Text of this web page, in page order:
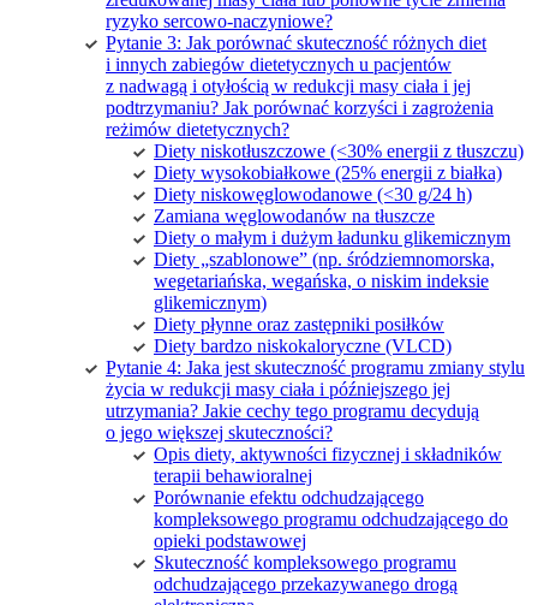
ryzyko sercowo-naczyniowe?
Pytanie 3: Jak porównać skuteczność różnych diet
i innych zabiegów dietetycznych u pacjentów
z nadwagą i otyłością w redukcji masy ciała i jej
podtrzymaniu? Jak porównać korzyści i zagrożenia
reżimów dietetycznych?
Diety niskotłuszczowe (<30% energii z tłuszczu)
Diety wysokobiałkowe (25% energii z białka)
Diety niskowęglowodanowe (<30 g/24 h)
Zamiana węglowodanów na tłuszcze
Diety o małym i dużym ładunku glikemicznym
Diety „szablonowe” (np. śródziemnomorska,
wegetariańska, wegańska, o niskim indeksie
glikemicznym)
Diety płynne oraz zastępniki posiłków
Diety bardzo niskokaloryczne (VLCD)
Pytanie 4: Jaka jest skuteczność programu zmiany stylu
życia w redukcji masy ciała i późniejszego jej
utrzymania? Jakie cechy tego programu decydują
o jego większej skuteczności?
Opis diety, aktywności fizycznej i składników
terapii behawioralnej
Porównanie efektu odchudzającego
kompleksowego programu odchudzającego do
opieki podstawowej
Skuteczność kompleksowego programu
odchudzającego przekazywanego drogą